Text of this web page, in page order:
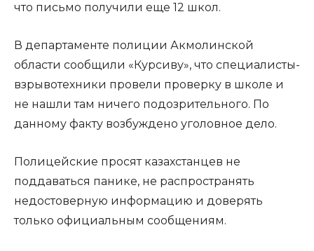
что письмо получили еще 12 школ.
В департаменте полиции Акмолинской
области сообщили «Курсиву», что специалисты-
взрывотехники провели проверку в школе и
не нашли там ничего подозрительного. По
данному факту возбуждено уголовное дело.
Полицейские просят казахстанцев не
поддаваться панике, не распространять
недостоверную информацию и доверять
только официальным сообщениям.